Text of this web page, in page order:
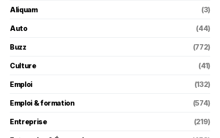
Aliquam (3)
Auto (44)
Buzz (772)
Culture (41)
Emploi (132)
Emploi & formation (574)
Entreprise (219)